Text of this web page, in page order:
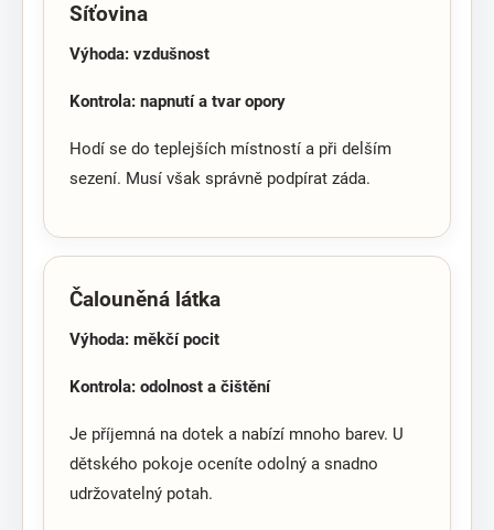
Síťovina
Výhoda: vzdušnost
Kontrola: napnutí a tvar opory
Hodí se do teplejších místností a při delším
sezení. Musí však správně podpírat záda.
Čalouněná látka
Výhoda: měkčí pocit
Kontrola: odolnost a čištění
Je příjemná na dotek a nabízí mnoho barev. U
dětského pokoje oceníte odolný a snadno
udržovatelný potah.